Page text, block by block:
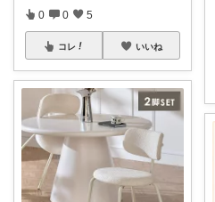
0 0 5
コレ いいね